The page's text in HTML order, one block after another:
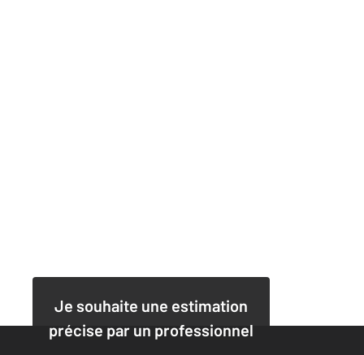
Je souhaite une estimation
précise par un professionnel